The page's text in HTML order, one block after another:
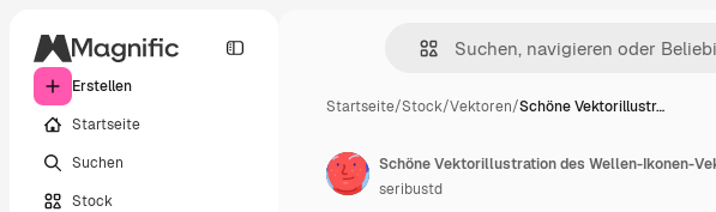
Erstellen
Startseite
Suchen
Stock
Startseite/Stock/Vektoren/Schöne Vektorillustr…
Schöne Vektorillustration des Wellen-Ikonen-
seribustd